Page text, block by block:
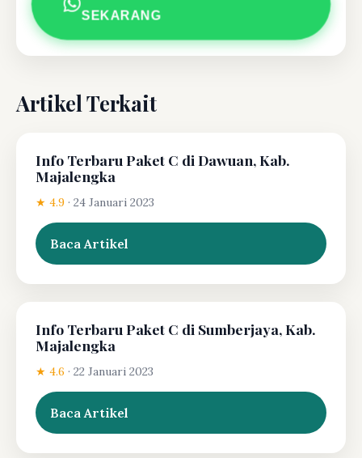
SEKARANG
Artikel Terkait
Info Terbaru Paket C di Dawuan, Kab.
Majalengka
★ 4.9 · 24 Januari 2023
Baca Artikel
Info Terbaru Paket C di Sumberjaya, Kab.
Majalengka
★ 4.6 · 22 Januari 2023
Baca Artikel